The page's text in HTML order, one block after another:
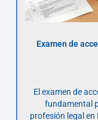
Examen de
El examen de
fundamental
profesión legal